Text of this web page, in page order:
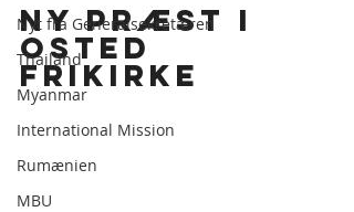
Nyt fra Generalsekretæren
Thailand
Myanmar
International Mission
Rumænien
MBU
Ny præst i
Osted
Frikirke